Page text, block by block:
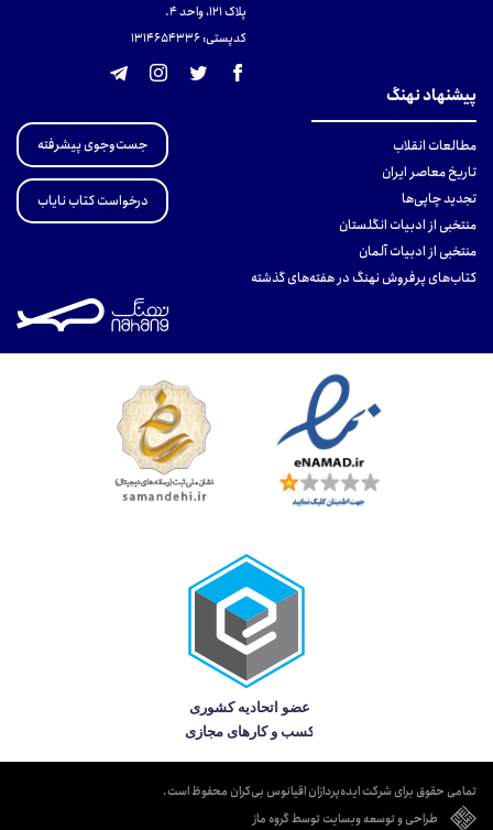
پلاک 121، واحد ۴.
کدپستی: 131465433۶
پیشنهاد نهنگ
مطالعات انقلاب
تاریخ معاصر ایران
تجدید چاپی‌ها
منتخبی از ادبیات انگلستان
منتخبی از ادبیات آلمان
کتاب‌های پرفروش نهنگ در هفته‌های گذشته
جست‌وجوی پیشرفته
درخواست کتاب نایاب
تمامی حقوق برای شرکت ایده‌پردازان اقیانوس بی‌کران محفوظ است.
طراحی و توسعه وبسایت توسط گروه ماز